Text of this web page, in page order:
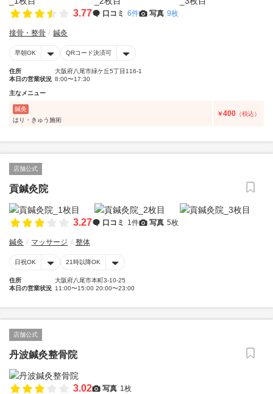
3.77 口コミ 6件 写真 9枚
接骨・整骨 鍼灸
早朝OK QRコード決済可
住所
大阪府八尾市緑ケ丘5丁目116-1
本日の営業状況 8:00〜17:30
主なメニュー
鍼灸
はり・きゅう施術
￥400 （税込）
店舗公式
貢鍼灸院
3.27 口コミ 1件 写真 5枚
鍼灸 マッサージ 整体
日祝OK 21時以降OK
住所
大阪府八尾市本町3-10-25
本日の営業状況 11:00〜15:00 20:00〜23:00
店舗公式
丹波鍼灸整骨院
3.02 写真 1枚